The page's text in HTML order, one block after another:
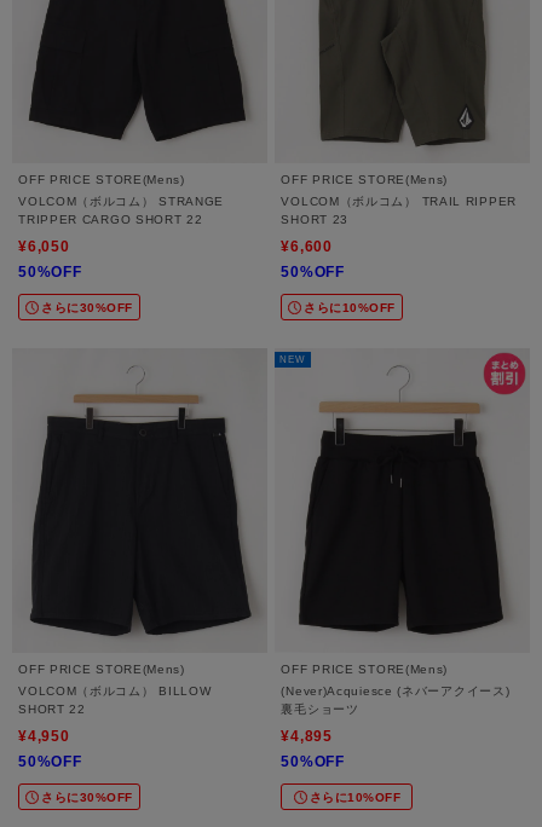
OFF PRICE STORE(Mens)
VOLCOM（ボルコム） STRANGE
TRIPPER CARGO SHORT 22
¥6,050
50%OFF
さらに30%OFF
OFF PRICE STORE(Mens)
VOLCOM（ボルコム） TRAIL RIPPER
SHORT 23
¥6,600
50%OFF
さらに10%OFF
OFF PRICE STORE(Mens)
VOLCOM（ボルコム） BILLOW
SHORT 22
¥4,950
50%OFF
さらに30%OFF
NEW
OFF PRICE STORE(Mens)
(Never)Acquiesce (ネバーアクイース)
裏毛ショーツ
¥4,895
50%OFF
さらに10%OFF